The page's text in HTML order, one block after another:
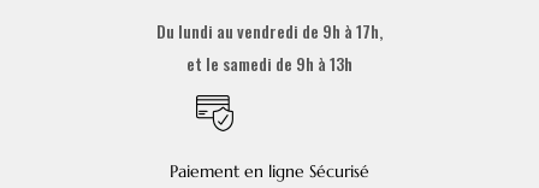
Du lundi au vendredi de 9h à 17h,
et le samedi de 9h à 13h
Paiement en ligne Sécurisé